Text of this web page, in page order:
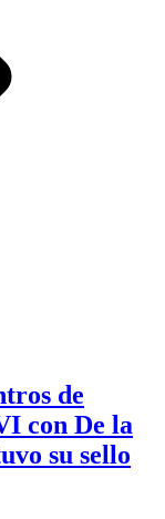
de
con De la
su sello